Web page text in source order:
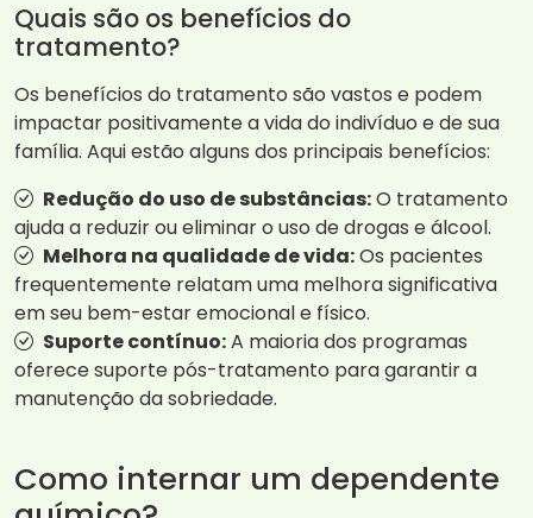
Quais são os benefícios do
tratamento?
Os benefícios do tratamento são vastos e podem
impactar positivamente a vida do indivíduo e de sua
família. Aqui estão alguns dos principais benefícios:
Redução do uso de substâncias:O tratamento
ajuda a reduzir ou eliminar o uso de drogas e álcool.
Melhora na qualidade de vida:Os pacientes
frequentemente relatam uma melhora significativa
em seu bem-estar emocional e físico.
Suporte contínuo:A maioria dos programas
oferece suporte pós-tratamento para garantir a
manutenção da sobriedade.
Como internar um dependente